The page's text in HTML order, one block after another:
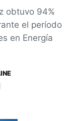
obtuvo 94%
el período
en Energía